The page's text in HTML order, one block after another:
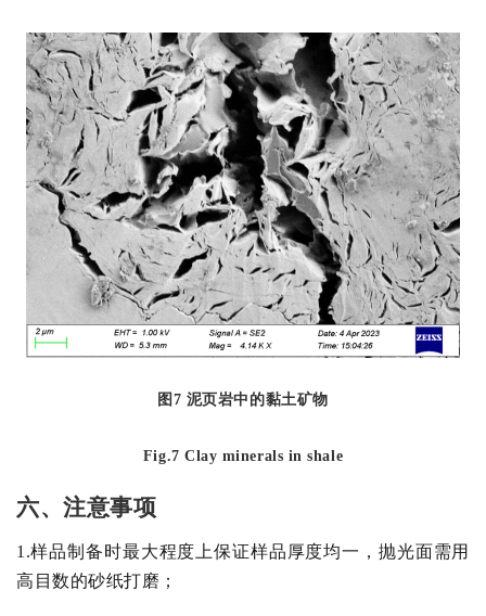
图 7 泥页岩中的黏土矿物
Fig.7 Clay minerals in shale
六、注意事项
1 .样品制备时最大程度上保证样品厚度均一，抛光面需用
高目数的砂纸打磨；